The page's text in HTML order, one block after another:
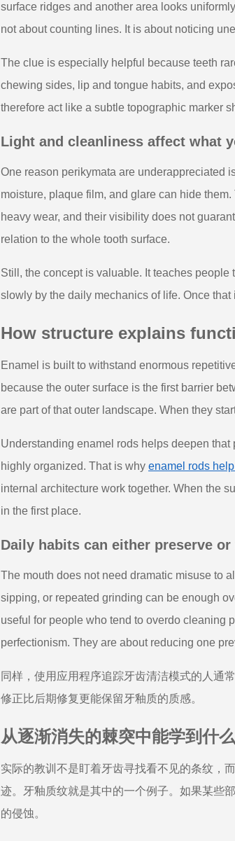
surface ridges and another area looks
not about counting lines. It is about noticing
The clue is especially helpful because teeth
chewing sides, lip and tongue habits, and
therefore act like a subtle topographic marker
Light and cleanliness affect what
One reason perikymata are underappreciated
moisture, plaque film, and glare can hide
heavy wear, and their visibility does not
relation to the whole tooth surface.
Still, the concept is valuable. It teaches people
slowly by the daily mechanics of life. Once
How structure explains
Enamel is built to withstand enormous
because the outer surface is the first barrier
are part of that outer landscape. When they
Understanding enamel rods helps deepen
highly organized. That is why enamel rods
internal architecture work together. When the
in the first place.
Daily habits can either preserve
The mouth does not need dramatic misuse to
sipping, or repeated grinding can be enough
useful for people who tend to overdo cleaning
perfectionism. They are about reducing one
同样，使用应用程序追踪牙齿清洁模式的人通
修正比后期修复更能保留牙釉质的质感。
从逐渐消失的棘突中能学到什么
实际的教训不是盯着牙齿寻找看不见的条纹，
迹。牙釉质纹就是其中的一个例子。如果某些
的侵蚀。